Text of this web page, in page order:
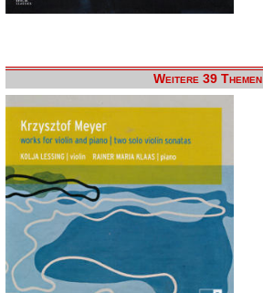
Weitere 39 Themen